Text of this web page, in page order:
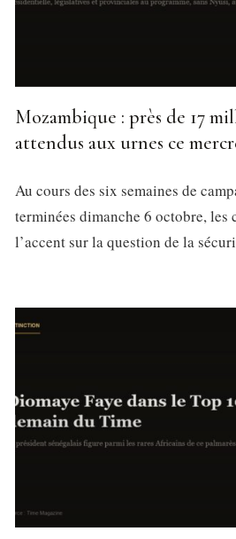
Mozambique : près de 17
attendus aux urnes ce
Au cours des six semaines de
terminées dimanche 6 octobre, les
l’accent sur la question de la